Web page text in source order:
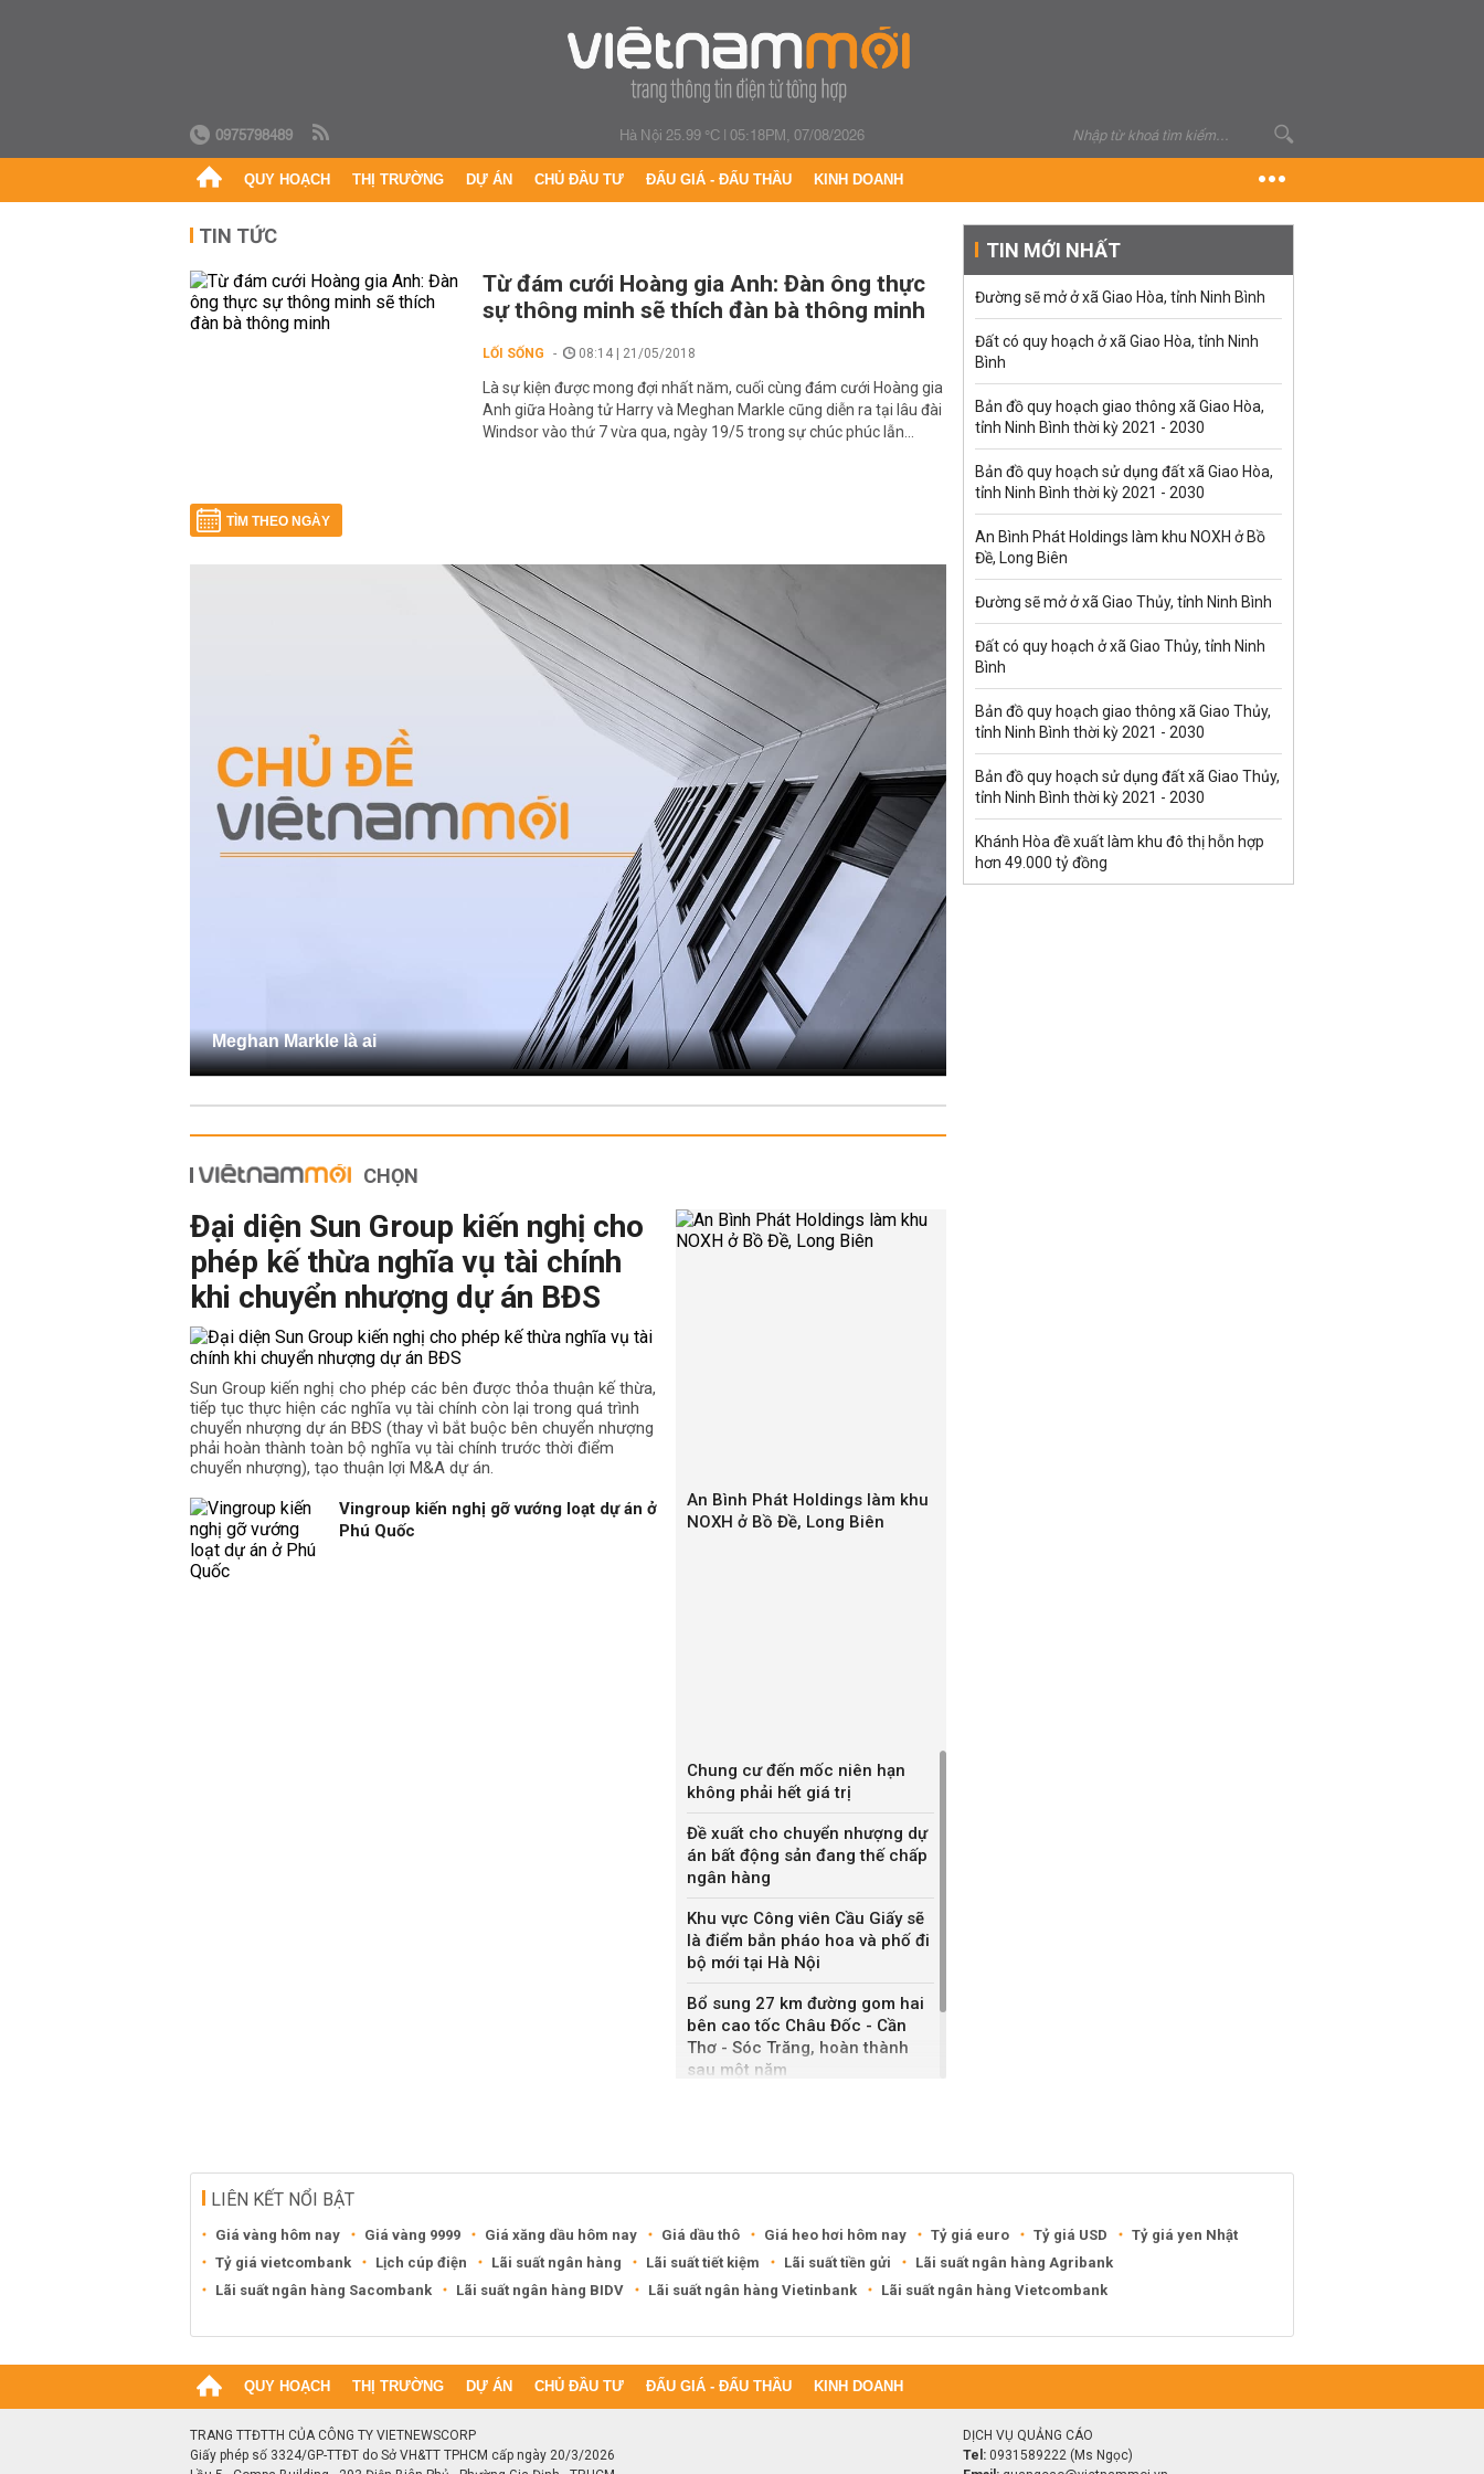
0975798489 Hà Nội 25.99 °C|05:18PM, 07/08/2026
QUY HOẠCH THỊ TRƯỜNG DỰ ÁN CHỦ ĐẦU TƯ ĐẤU GIÁ - ĐẤU THẦU KINH DOANH
TIN TỨC
Từ đám cưới Hoàng gia Anh: Đàn ông thực
sự thông minh sẽ thích đàn bà thông minh
LỐI SỐNG 08:14 | 21/05/2018
Là sự kiện được mong đợi nhất năm, cuối cùng đám cưới Hoàng gia
Anh giữa Hoàng tử Harry và Meghan Markle cũng diễn ra tại lâu đài
Windsor vào thứ 7 vừa qua, ngày 19/5 trong sự chúc phúc lẫn...
TÌM THEO NGÀY
Meghan Markle là ai
CHỌN
Đại diện Sun Group kiến nghị cho
phép kế thừa nghĩa vụ tài chính
khi chuyển nhượng dự án BĐS
Sun Group kiến nghị cho phép các bên được thỏa thuận kế thừa,
tiếp tục thực hiện các nghĩa vụ tài chính còn lại trong quá trình
chuyển nhượng dự án BĐS (thay vì bắt buộc bên chuyển nhượng
phải hoàn thành toàn bộ nghĩa vụ tài chính trước thời điểm
chuyển nhượng), tạo thuận lợi M&A dự án.
Vingroup kiến nghị gỡ vướng loạt dự án ở
Phú Quốc
An Bình Phát Holdings làm khu
NOXH ở Bồ Đề, Long Biên
Chung cư đến mốc niên hạn
không phải hết giá trị
Đề xuất cho chuyển nhượng dự
án bất động sản đang thế chấp
ngân hàng
Khu vực Công viên Cầu Giấy sẽ
là điểm bắn pháo hoa và phố đi
bộ mới tại Hà Nội
Bổ sung 27 km đường gom hai
bên cao tốc Châu Đốc - Cần
Thơ - Sóc Trăng, hoàn thành
sau một năm
TIN MỚI NHẤT
Đường sẽ mở ở xã Giao Hòa, tỉnh Ninh Bình
Đất có quy hoạch ở xã Giao Hòa, tỉnh Ninh
Bình
Bản đồ quy hoạch giao thông xã Giao Hòa,
tỉnh Ninh Bình thời kỳ 2021 - 2030
Bản đồ quy hoạch sử dụng đất xã Giao Hòa,
tỉnh Ninh Bình thời kỳ 2021 - 2030
An Bình Phát Holdings làm khu NOXH ở Bồ
Đề, Long Biên
Đường sẽ mở ở xã Giao Thủy, tỉnh Ninh Bình
Đất có quy hoạch ở xã Giao Thủy, tỉnh Ninh
Bình
Bản đồ quy hoạch giao thông xã Giao Thủy,
tỉnh Ninh Bình thời kỳ 2021 - 2030
Bản đồ quy hoạch sử dụng đất xã Giao Thủy,
tỉnh Ninh Bình thời kỳ 2021 - 2030
Khánh Hòa đề xuất làm khu đô thị hỗn hợp
hơn 49.000 tỷ đồng
LIÊN KẾT NỔI BẬT
Giá vàng hôm nay Giá vàng 9999 Giá xăng dầu hôm nay Giá dầu thô Giá heo hơi hôm nay Tỷ giá euro Tỷ giá USD
Tỷ giá yen Nhật
Tỷ giá vietcombank
Lịch cúp điện Lãi suất ngân hàng Lãi suất tiết kiệm Lãi suất tiền gửi
Lãi suất ngân hàng Agribank
Lãi suất ngân hàng Sacombank
Lãi suất ngân hàng BIDV Lãi suất ngân hàng Vietinbank Lãi suất ngân hàng Vietcombank
QUY HOẠCH THỊ TRƯỜNG DỰ ÁN CHỦ ĐẦU TƯ ĐẤU GIÁ - ĐẤU THẦU KINH DOANH
TRANG TTĐTTH CỦA CÔNG TY VIETNEWSCORP
Giấy phép số 3324/GP-TTĐT do Sở VH&TT TPHCM cấp ngày 20/3/2026
DỊCH VỤ QUẢNG CÁO
Tel: 0931589222 (Ms Ngọc)